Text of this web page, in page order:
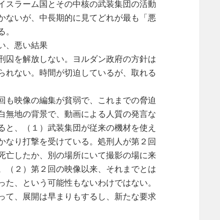
スラーム国とその中核の武装集団の活動
ないが、中長期的に見てどれが最も「悪
、悪い結果
囚を解放しない。ヨルダン政府の方針は
れない。時間が切迫しているが、取れる
映像の編集が貧弱で、これまでの脅迫
無地の背景で、動画による人質の発言な
、（１）武装集団が従来の機材を使え
なり打撃を受けている。処刑人が第２回
亡したか、別の場所にいて撮影の場に来
（２）第２回の映像以来、それまでとは
、という可能性もないわけではない。
て、展開は早まりもするし、新たな要求